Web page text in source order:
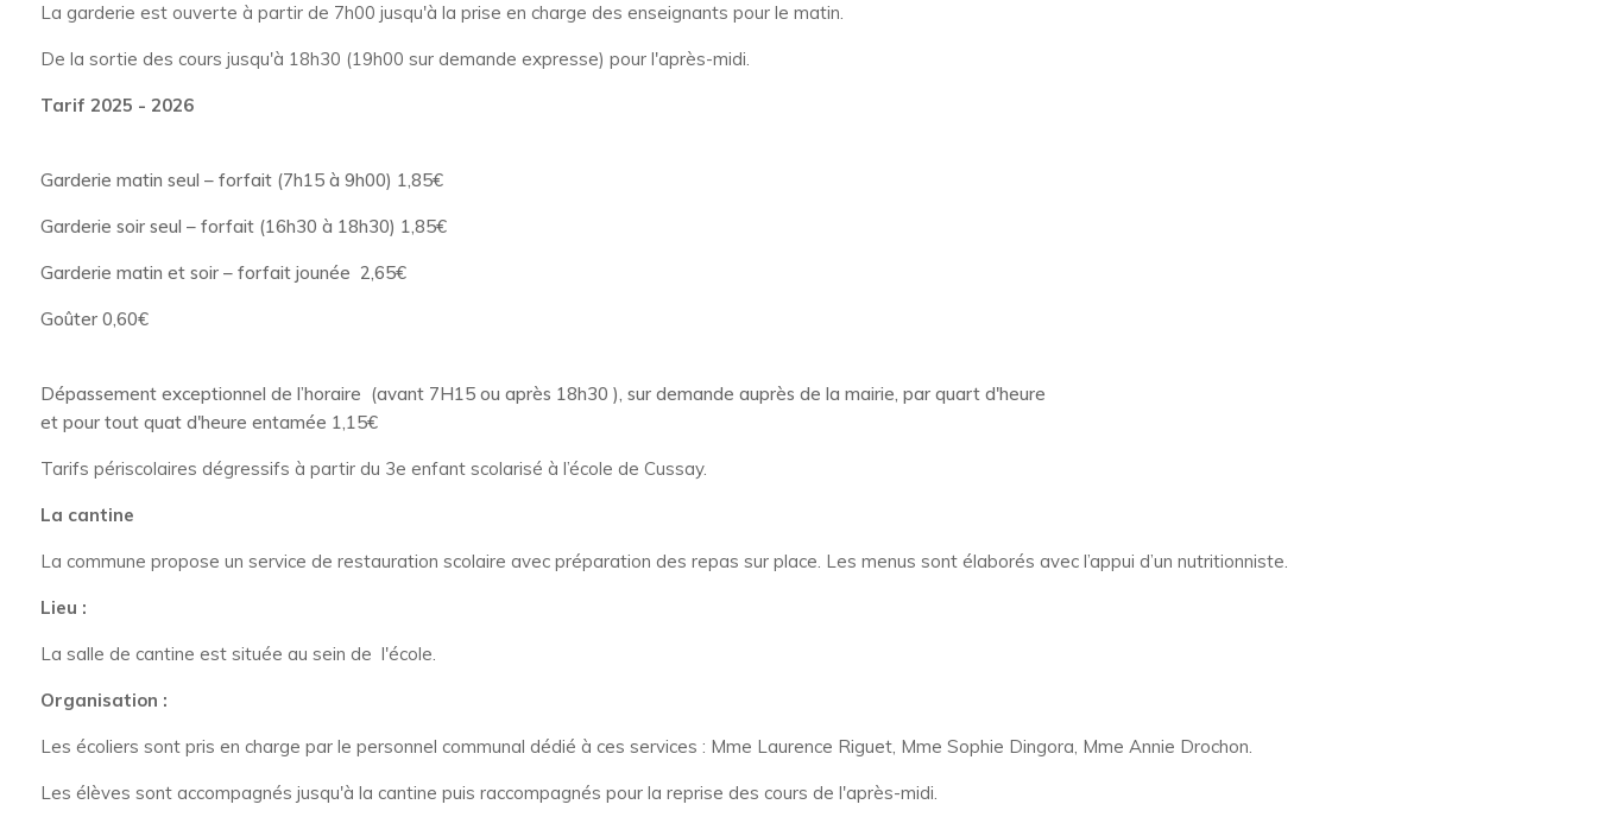
La garderie est ouverte à partir de 7h00 jusqu'à la prise en charge des enseignants pour le matin.
De la sortie des cours jusqu'à 18h30 (19h00 sur demande expresse) pour l'après-midi.
Tarif 2025 - 2026
Garderie matin seul – forfait (7h15 à 9h00) 1,85€
Garderie soir seul – forfait (16h30 à 18h30) 1,85€
Garderie matin et soir – forfait jounée 2,65€
Goûter 0,60€
Dépassement exceptionnel de l’horaire (avant 7H15 ou après 18h30 ), sur demande auprès de la mairie, par quart d'heure
et pour tout quat d'heure entamée 1,15€
Tarifs périscolaires dégressifs à partir du 3e enfant scolarisé à l’école de Cussay.
La cantine
La commune propose un service de restauration scolaire avec préparation des repas sur place. Les menus sont élaborés avec l’appui d’un nutritionniste.
Lieu :
La salle de cantine est située au sein de l'école.
Organisation :
Les écoliers sont pris en charge par le personnel communal dédié à ces services : Mme Laurence Riguet, Mme Sophie Dingora, Mme Annie Drochon.
Les élèves sont accompagnés jusqu'à la cantine puis raccompagnés pour la reprise des cours de l'après-midi.